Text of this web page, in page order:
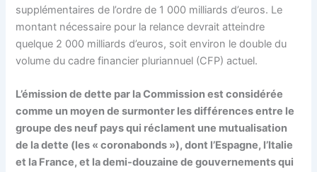
supplémentaires de l’ordre de 1 000 milliards d’euros. Le
montant nécessaire pour la relance devrait atteindre
quelque 2 000 milliards d’euros, soit environ le double du
volume du cadre financier pluriannuel (CFP) actuel.
L’émission de dette par la Commission est considérée
comme un moyen de surmonter les différences entre le
groupe des neuf pays qui réclament une mutualisation
de la dette (les « coronabonds »), dont l’Espagne, l’Italie
et la France, et la demi-douzaine de gouvernements qui